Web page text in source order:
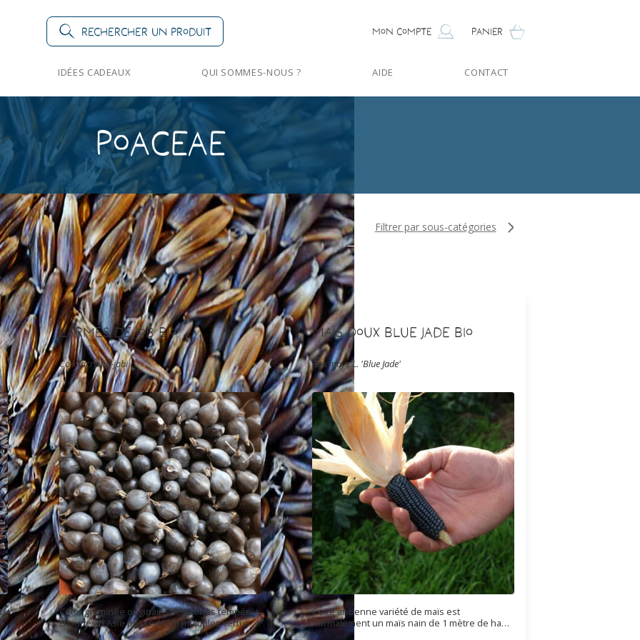
Rechercher un produit Mon compte Panier
IDÉES CADEAUX QUI SOMMES-NOUS ? AIDE CONTACT
Poaceae
Filtrer par sous-catégories
Larmes de Job Bio
Coix lacryma-jobi L.
Cette graminée originaire des zones tempérés
chaudes d'Asie possède de multiples vertus et
utilisations. Formant de belles touffes d'1 m de
Maïs Doux Blue Jade Bio
Zea mays L. 'Blue Jade'
Cette ancienne variété de maïs est
normalement un maïs nain de 1 mètre de haut
maximum. La souche qu'on a introduit cette